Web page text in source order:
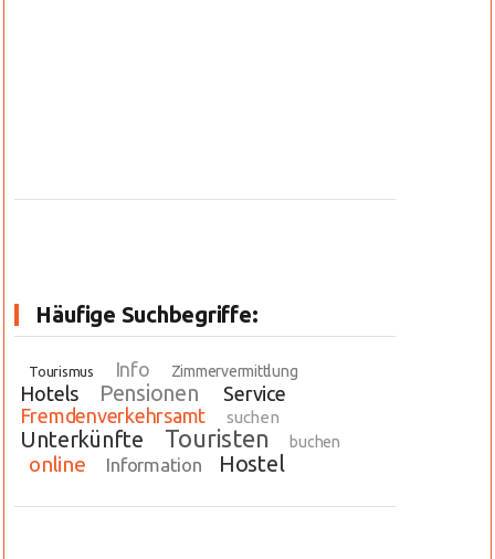
Häufige Suchbegriffe:
Tourismus Info Zimmervermittlung
Hotels Pensionen
Service
Fremdenverkehrsamt
suchen
Unterkünfte Touristen buchen
online Information Hostel